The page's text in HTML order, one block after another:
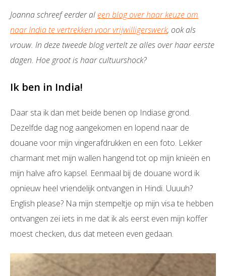
Joanna schreef eerder al een blog over haar keuze om
naar India te vertrekken voor vrijwilligerswerk, ook als
vrouw. In deze tweede blog vertelt ze alles over haar eerste
dagen. Hoe groot is haar cultuurshock?
Ik ben in India!
Daar sta ik dan met beide benen op Indiase grond.
Dezelfde dag nog aangekomen en lopend naar de
douane voor mijn vingerafdrukken en een foto. Lekker
charmant met mijn wallen hangend tot op mijn knieën en
mijn halve afro kapsel. Eenmaal bij de douane word ik
opnieuw heel vriendelijk ontvangen in Hindi. Uuuuh?
English please? Na mijn stempeltje op mijn visa te hebben
ontvangen zei iets in me dat ik als eerst even mijn koffer
moest checken, dus dat meteen even gedaan.